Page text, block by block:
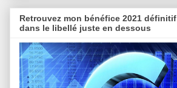
Retrouvez mon bénéfice 2021 définitif
dans le libellé juste en dessous